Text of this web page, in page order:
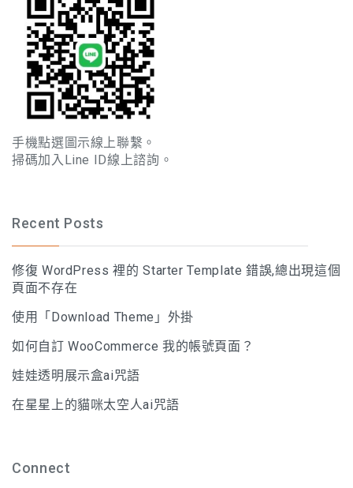
手機點選圖示線上聯繫。
掃碼加入Line ID線上諮詢。
Recent Posts
修復 WordPress 裡的 Starter Template 錯誤,總出現這個
頁面不存在
使用「Download Theme」外掛
如何自訂 WooCommerce 我的帳號頁面？
娃娃透明展示盒ai咒語
在星星上的貓咪太空人ai咒語
Connect